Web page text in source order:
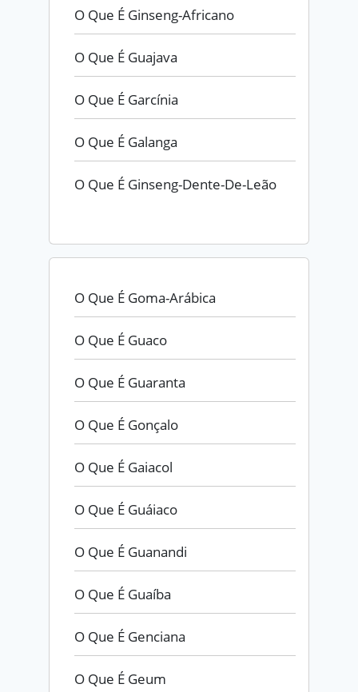
O Que É Ginseng-Africano
O Que É Guajava
O Que É Garcínia
O Que É Galanga
O Que É Ginseng-Dente-De-Leão
O Que É Goma-Arábica
O Que É Guaco
O Que É Guaranta
O Que É Gonçalo
O Que É Gaiacol
O Que É Guáiaco
O Que É Guanandi
O Que É Guaíba
O Que É Genciana
O Que É Geum